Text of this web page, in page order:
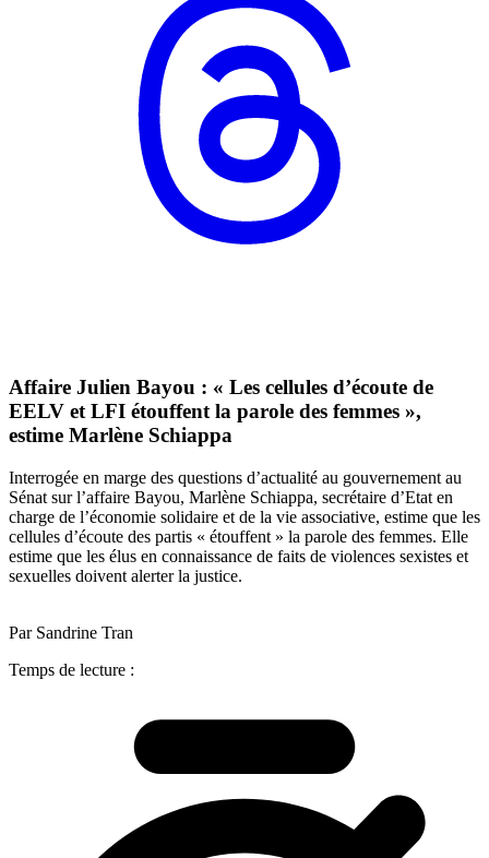
Affaire Julien Bayou : « Les cellules d’écoute de
EELV et LFI étouffent la parole des femmes »,
estime Marlène Schiappa
Interrogée en marge des questions d’actualité au gouvernement au
Sénat sur l’affaire Bayou, Marlène Schiappa, secrétaire d’Etat en
charge de l’économie solidaire et de la vie associative, estime que les
cellules d’écoute des partis « étouffent » la parole des femmes. Elle
estime que les élus en connaissance de faits de violences sexistes et
sexuelles doivent alerter la justice.
Par Sandrine Tran
Temps de lecture :